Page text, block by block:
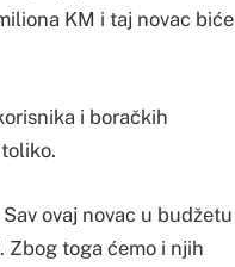
KM i taj novac biće
i boračkih
ovaj novac u budžetu
Zbog toga ćemo i njih